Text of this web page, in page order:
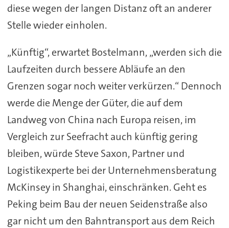
diese wegen der langen Distanz oft an anderer
Stelle wieder einholen.
„Künftig“, erwartet Bostelmann, „werden sich die
Laufzeiten durch bessere Abläufe an den
Grenzen sogar noch weiter verkürzen.“ Dennoch
werde die Menge der Güter, die auf dem
Landweg von China nach Europa reisen, im
Vergleich zur Seefracht auch künftig gering
bleiben, würde Steve Saxon, Partner und
Logistikexperte bei der Unternehmensberatung
McKinsey in Shanghai, einschränken. Geht es
Peking beim Bau der neuen Seidenstraße also
gar nicht um den Bahntransport aus dem Reich